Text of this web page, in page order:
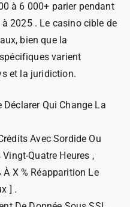
à 6 000+ parier pendant
2025 . Le casino cible de
bien que la
varient
et la juridiction.
Qui Change La
Avec Sordide Ou
Quatre Heures ,
À X % Réapparition Le
] .